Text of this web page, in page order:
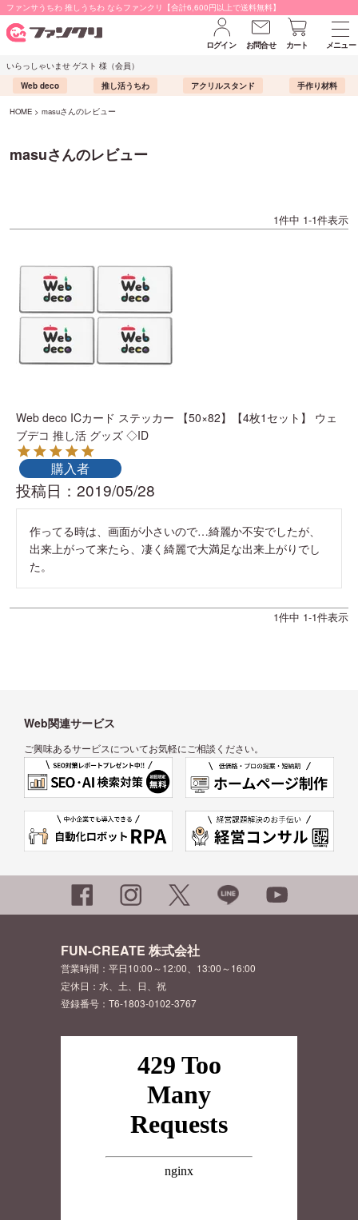
ファンサうちわ 推しうちわ ならファンクリ【合計6,600円以上で送料無料】
ログイン お問合せ カート
メニュー
いらっしゃいませ ゲスト 様（会員）
Web deco
推し活うちわ アクリルスタンド 手作り材料
HOME masuさんのレビュー
masuさんのレビュー
1件中 1-1件表示
Web deco ICカード ステッカー 【50×82】【4枚1セット】 ウェ
ブデコ 推し活 グッズ ◇ID
購入者
投稿日 2019/05/28
作ってる時は、画面が小さいので…綺麗か不安でしたが、
出来上がって来たら、凄く綺麗で大満足な出来上がりでし
た。
1件中 1-1件表示
Web関連サービス
ご興味あるサービスについてお気軽にご相談ください。
FUN-CREATE 株式会社
営業時間：平日10:00～12:00、13:00～16:00
定休日：水、土、日、祝
登録番号：T6-1803-0102-3767